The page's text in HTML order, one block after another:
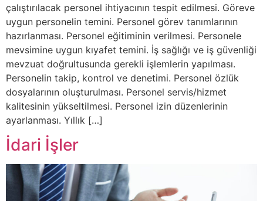
çalıştırılacak personel ihtiyacının tespit edilmesi. Göreve
uygun personelin temini. Personel görev tanımlarının
hazırlanması. Personel eğitiminin verilmesi. Personele
mevsimine uygun kıyafet temini. İş sağlığı ve iş güvenliği
mevzuat doğrultusunda gerekli işlemlerin yapılması.
Personelin takip, kontrol ve denetimi. Personel özlük
dosyalarının oluşturulması. Personel servis/hizmet
kalitesinin yükseltilmesi. Personel izin düzenlerinin
ayarlanması. Yıllık […]
İdari İşler